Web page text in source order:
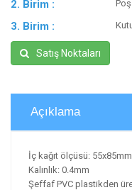
2. Birim :
3. Birim :
Satış Noktaları
Açıklama
İç kağıt ölçüsü: 55x85mm
Kalınlık: 0.4mm
Şeffaf PVC plastikden